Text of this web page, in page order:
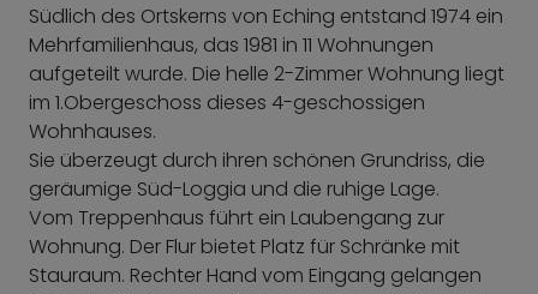
Südlich des Ortskerns von Eching entstand 1974 ein
Mehrfamilienhaus, das 1981 in 11 Wohnungen
aufgeteilt wurde. Die helle 2-Zimmer Wohnung liegt
im 1.Obergeschoss dieses 4-geschossigen
Wohnhauses.
Sie überzeugt durch ihren schönen Grundriss, die
geräumige Süd-Loggia und die ruhige Lage.
Vom Treppenhaus führt ein Laubengang zur
Wohnung. Der Flur bietet Platz für Schränke mit
Stauraum. Rechter Hand vom Eingang gelangen